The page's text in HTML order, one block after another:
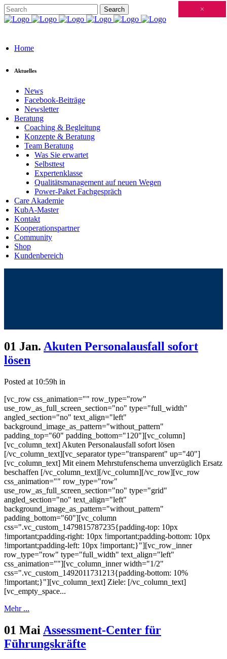
Home
Aktuelles
News
Facebook-Beiträge
Newsletter
Beratung
Coaching & Begleitung
Konzepte & Beratung
Team Beratung
Was Sie erwartet
Selbsttest
Expertenklasse
Qualitätsmanagement auf neuen Wegen
Power-Paket Fachgespräch
Care Akademie
KubA-Master
Kontakt
Kooperationspartner
Community
Shop
Kundenbereich
01 Jan. Akuten Personalausfall sofort
lösen
Posted at 10:59h in
[vc_row css_animation="" row_type="row"
use_row_as_full_screen_section="no" type="full_width"
angled_section="no" text_align="left"
background_image_as_pattern="without_pattern"
padding_top="60" padding_bottom="120"][vc_column]
[vc_column_text] Akuten Personalausfall sofort lösen
[/vc_column_text][vc_separator type="transparent" up="40"]
[vc_column_text] Mit einem Mehrstufenschema unverzüglich Ersatz
beschaffen [/vc_column_text][/vc_column][/vc_row][vc_row
css_animation="" row_type="row"
use_row_as_full_screen_section="no" type="grid"
angled_section="no" text_align="left"
background_image_as_pattern="without_pattern"
padding_bottom="60"][vc_column
css=".vc_custom_1479815787235{padding-top: 10px
!important;padding-right: 10px !important;padding-bottom: 10px
!important;padding-left: 10px !important;}"][vc_row_inner
row_type="row" type="full_width" text_align="left"
css_animation=""][vc_column_inner width="1/2"
css=".vc_custom_1492011731213{padding-bottom: 10%
!important;}"][vc_column_text] Ziele: [/vc_column_text]
[vc_empty_space...
Mehr ...
01 Mai Assessment-Center für
Führungskräfte
Schließen
×
×
×
×
×
×
×
×
×
×
×
×
×
×
×
×
×
×
×
×
×
×
×
×
×
×
×
×
×
×
×
×
×
×
×
×
×
×
×
×
×
×
×
×
×
×
×
×
×
×
×
×
×
×
×
×
×
×
×
×
×
×
×
×
×
×
×
×
×
×
×
×
×
×
×
×